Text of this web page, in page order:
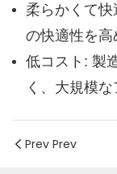
柔らかくて快
の快適性を高
低コスト: 製
く、大規模
Prev Prev